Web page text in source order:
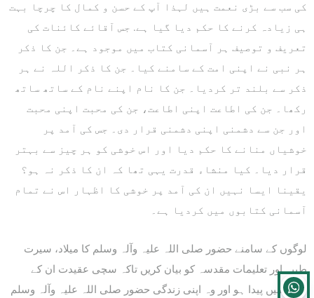
کی سب سے بڑی نعمت ہیں لہذا آپ کے حسن و کمال کا چرچا بہت
ہی زیادہ کرنے کا حکم دیا گیا ہے. جس آقائے کائنات کی
تعریف و توصیف ہر آسمانی کتاب میں موجود ہے۔ جن کا ذکر
ہر نبی نے اپنی امت کے سامنے کیا۔ جن کا ذکر اللہ نے ہر
ذکر سے بلند تر کردیا۔ جن کا نام اپنے نام کے ساتھ ساتھ
رکھا۔ جن کی اطاعت اپنی اطاعت، جن کی محبت اپنی محبت
اور جن سے دشمنی اپنی دشمنی قرار دی۔ جس کی آمد پر
خوشیاں منانے کا حکم دیا اور اس خوشی کو ہر چیز سے بہتر
قرار دیا۔ کیا منشاء قدرت یہی تھا کہ ان کا ذکر نہ ہو؟
یقینا ایسا نہیں ان کی آمد پر خوشی کا اظہار اس نے تمام
آسمانی کتابوں میں کردیا ہے۔
طیبہ اور تعلیمات مقدسہ کو بیان کریں تاکہ سچی عقیدت ان کے
دلوں میں پیدا ہو اور وہ اپنی زندگی حضور صلی اللہ علیہ وآلہ وسلم